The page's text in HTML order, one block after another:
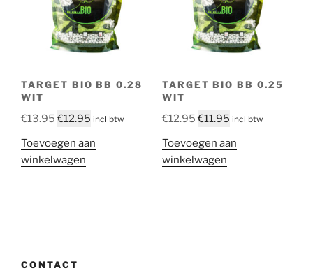
TARGET BIO BB 0.28
WIT
€13.95Oorspronkelijke
was:
€13.95.
€12.95 Huidige
is:
incl btw
Toevoegen aan
winkelwagen
TARGET BIO BB 0.25
WIT
€12.95Oorspronkelijke
was:
€12.95.
€11.95Huidige
is:
incl btw
Toevoegen aan
winkelwagen
CONTACT